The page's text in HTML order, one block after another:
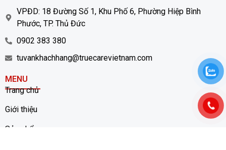
VPĐD: 18 Đường Số 1, Khu Phố 6, Phường Hiệp Bình
Phước, TP. Thủ Đức
0902 383 380
tuvankhachhang@truecarevietnam.com
MENU
Trang chủ
Giới thiệu
Sản phẩm